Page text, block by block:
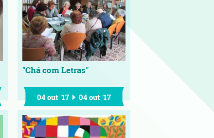
"Chá com Letras"
04 out '17 04 out '17